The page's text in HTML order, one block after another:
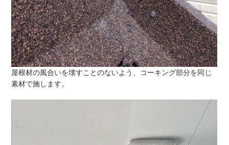
屋根材の風合いを壊すことのないよう、コーキング部分を同じ
素材で施します。